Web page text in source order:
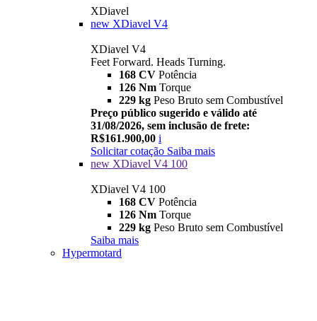
XDiavel
new XDiavel V4
XDiavel V4
Feet Forward. Heads Turning.
168 CV Potência
126 Nm Torque
229 kg Peso Bruto sem Combustível
Preço público sugerido e válido até
31/08/2026, sem inclusão de frete:
R$161.900,00 i
Solicitar cotação Saiba mais
new XDiavel V4 100
XDiavel V4 100
168 CV Potência
126 Nm Torque
229 kg Peso Bruto sem Combustível
Saiba mais
Hypermotard